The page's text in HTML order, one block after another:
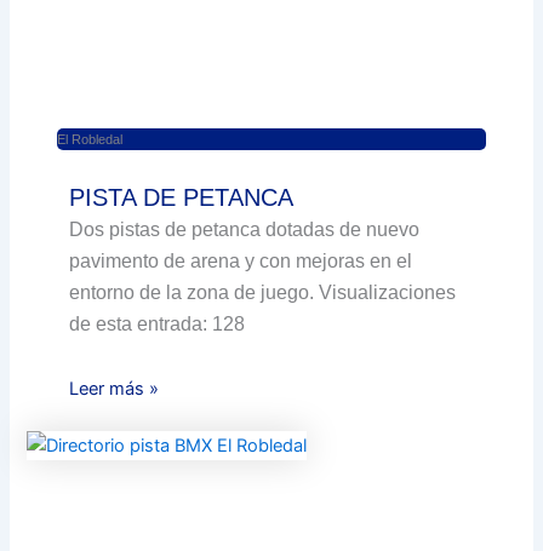
El Robledal
PISTA DE PETANCA
Dos pistas de petanca dotadas de nuevo
pavimento de arena y con mejoras en el
entorno de la zona de juego. Visualizaciones
de esta entrada: 128
Leer más »